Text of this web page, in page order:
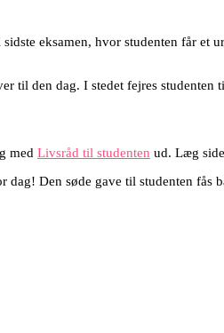
eksamen, hvor studenten får et
til den dag. I stedet fejres
med Livsråd til studenten ud. Læg
dag! Den søde gave til studenten fås